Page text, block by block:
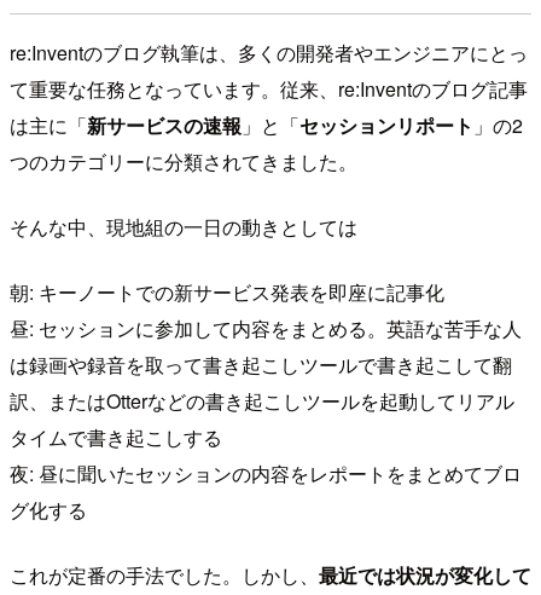
re:Inventのブログ執筆は、多くの開発者やエンジニアにとっ
て重要な任務となっています。従来、re:Inventのブログ記事
は主に「新サービスの速報 」と「セッションリポート 」の2
つのカテゴリーに分類されてきました。
そんな中、現地組の一日の動きとしては
朝: キーノートでの新サービス発表を即座に記事化
昼: セッションに参加して内容をまとめる。英語な苦手な人
は録画や録音を取って書き起こしツールで書き起こして翻
訳、またはOtterなどの書き起こしツールを起動してリアル
タイムで書き起こしする
夜: 昼に聞いたセッションの内容をレポートをまとめてブロ
グ化する
これが定番の手法でした。しかし、 最近では状況が変化して